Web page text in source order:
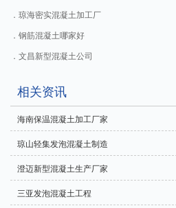
琼海密实混凝土加工厂
钢筋混凝土哪家好
文昌新型混凝土公司
相关资讯
海南保温混凝土加工厂家
琼山轻集发泡混凝土制造
澄迈新型混凝土生产厂家
三亚发泡混凝土工程